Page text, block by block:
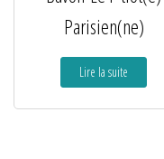
Parisien(ne)
Lire la suite